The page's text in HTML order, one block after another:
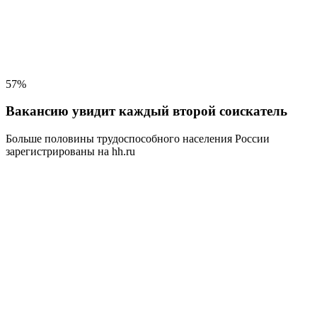
57%
Вакансию увидит каждый второй соискатель
Больше половины трудоспособного населения России
зарегистрированы на hh.ru